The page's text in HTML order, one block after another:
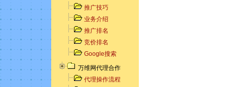
推广技巧
业务介绍
推广排名
竞价排名
Google搜索
万维网代理合作
代理操作流程